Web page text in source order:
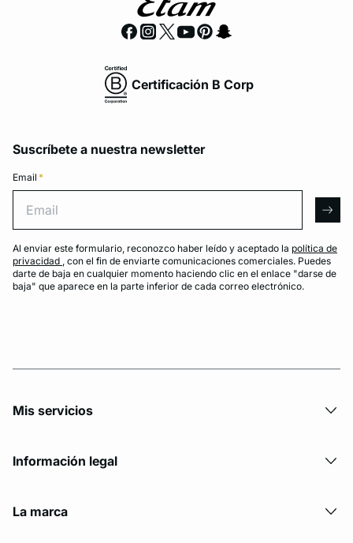
Certificación B Corp
Suscríbete a nuestra newsletter
Email *
Al enviar este formulario, reconozco haber leído y aceptado la política de
privacidad , con el fin de enviarte comunicaciones comerciales. Puedes
darte de baja en cualquier momento haciendo clic en el enlace "darse de
baja" que aparece en la parte inferior de cada correo electrónico.
Mis servicios
Información legal
La marca